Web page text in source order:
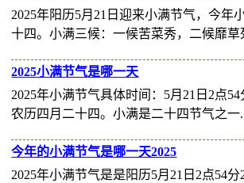
2025年阳历5月21日迎来小满节气，今年
十四。小满三候：一候苦菜秀，二候靡草
2025小满节气是哪一天
2025年小满节气具体时间：5月21日2点54
农历四月二十四。小满是二十四节气之一
今年的小满节气是哪一天2025
2025年小满节气是是阳历5月21日2点54